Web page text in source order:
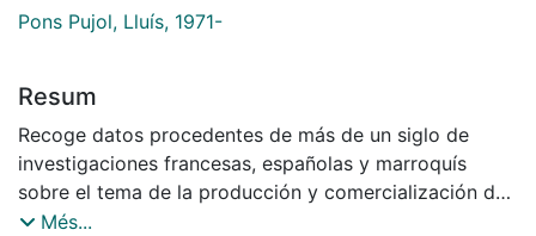
Pons Pujol, Lluís, 1971-
Resum
Recoge datos procedentes de más de un siglo de
investigaciones francesas, españolas y marroquís
sobre el tema de la producción y comercialización de
salazones en la Tingitana. Pero las conclusiones que
Més...